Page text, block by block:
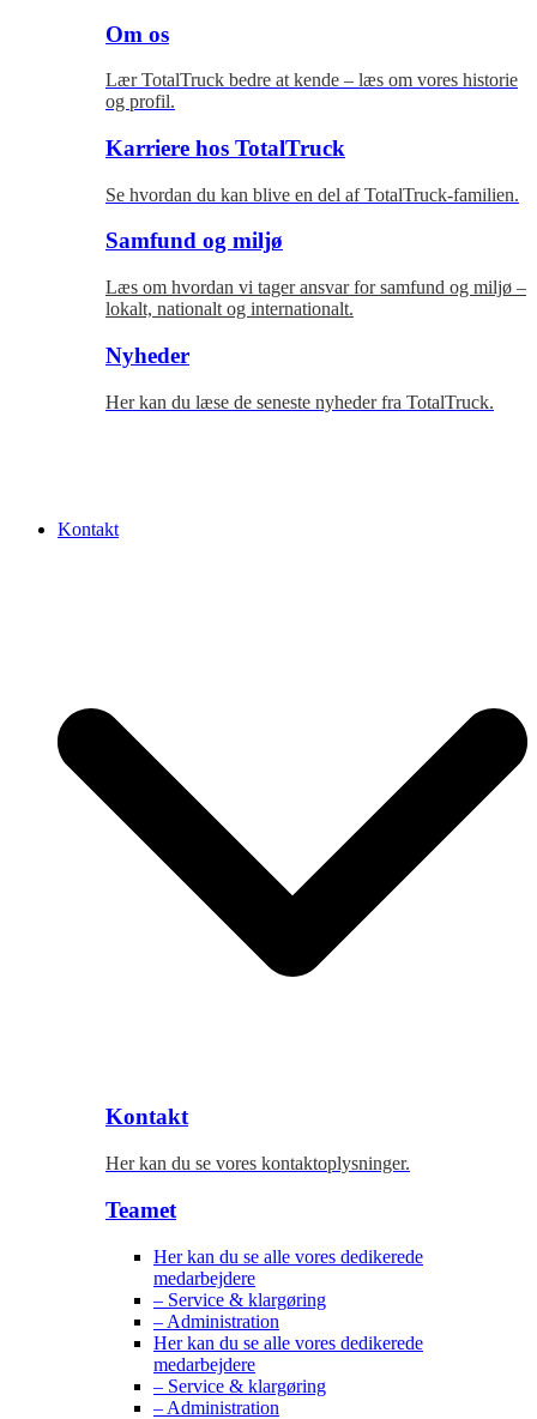
Om os
Lær TotalTruck bedre at kende – læs om vores historie
og profil.
Karriere hos TotalTruck
Se hvordan du kan blive en del af TotalTruck-familien.
Samfund og miljø
Læs om hvordan vi tager ansvar for samfund og miljø –
lokalt, nationalt og internationalt.
Nyheder
Her kan du læse de seneste nyheder fra TotalTruck.
Kontakt
Kontakt
Her kan du se vores kontaktoplysninger.
Teamet
Her kan du se alle vores dedikerede
medarbejdere
– Service & klargøring
– Administration
Her kan du se alle vores dedikerede
medarbejdere
– Service & klargøring
– Administration